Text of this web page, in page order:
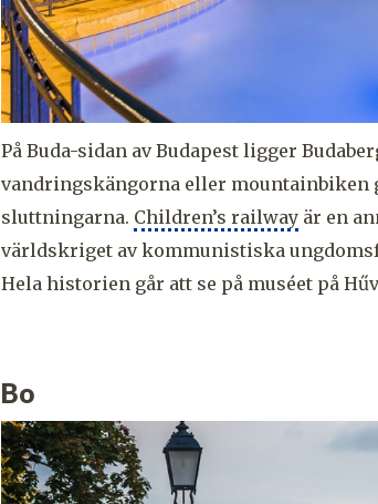
På Buda-sidan av Budapest ligger
vandringskängorna eller mountainbiken
sluttningarna. Children’s railway är en
världskriget av kommunistiska
Hela historien går att se på muséet på
Bo